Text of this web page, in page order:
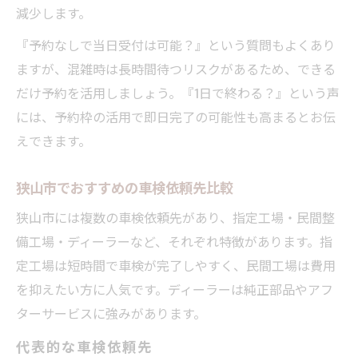
減少します。
『予約なしで当日受付は可能？』という質問もよくあり
ますが、混雑時は長時間待つリスクがあるため、できる
だけ予約を活用しましょう。『1日で終わる？』という声
には、予約枠の活用で即日完了の可能性も高まるとお伝
えできます。
狭山市でおすすめの車検依頼先比較
狭山市には複数の車検依頼先があり、指定工場・民間整
備工場・ディーラーなど、それぞれ特徴があります。指
定工場は短時間で車検が完了しやすく、民間工場は費用
を抑えたい方に人気です。ディーラーは純正部品やアフ
ターサービスに強みがあります。
代表的な車検依頼先